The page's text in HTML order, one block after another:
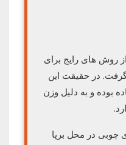
روش های رایج برای
در حقیقت این
بوده و به دلیل وزن
چوبی در محل برپا